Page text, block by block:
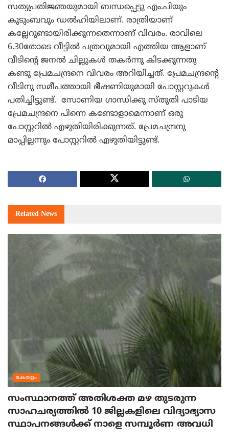
സത്യപ്രതിജ്ഞയുമായി ബന്ധപ്പെട്ടു എം.പിയും
കുടുംബവും ഡല്‍ഹിയിലാണ്. രാത്രിയാണ്
കല്ലേറുണ്ടായിരിക്കുന്നതെന്നാണ് വിവരം. രാവിലെ
6.30തോടെ വീട്ടില്‍ പത്രവുമായി എത്തിയ ആളാണ്
വീടിന്റെ ജനല്‍ ചില്ലുകള്‍ തകര്‍ന്നു കിടക്കുന്നതു
കണ്ടു പ്രേമചന്ദ്രനെ വിവരം അറിയിച്ചത്. പ്രേമചന്ദ്രന്റെ
വീടിനു സമീപത്തായി ഭീഷണിയുമായി പോസ്റ്ററുകള്‍
പതിച്ചിട്ടുണ്ട്. സോണിയ ഗാന്ധിക്കു സ്തുതി പാടിയ
പ്രേമചന്ദ്രനെ പിന്നെ കണ്ടോളാമെന്നാണ് ഒരു
പോസ്റ്ററില്‍ എഴുതിയിരിക്കുന്നത്. പ്രേമചന്ദ്രനു
മാപ്പില്ലന്നും പോസ്റ്ററില്‍ എഴുതിയിട്ടുണ്ട്.
Related News
കേരളം
സംസ്ഥാനത്ത് അതിശക്ത മഴ തുടരുന്ന
സാഹചര്യത്തിൽ 10 ജില്ലകളിലെ വിദ്യാഭ്യാസ
സ്ഥാപനങ്ങൾക്ക് നാളെ സമ്പൂർണ അവധി